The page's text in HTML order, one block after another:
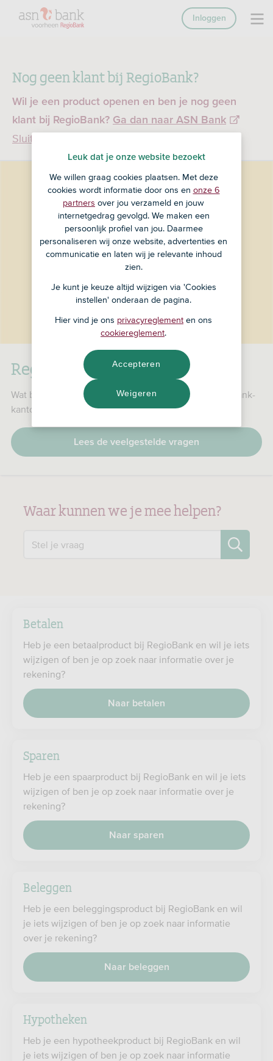
Nog geen klant bij RegioBank?
Wil je een product openen en ben je nog geen
klant bij RegioBank? Ga dan naar ASN Bank
Sluiten
Inloggen
RegioBank is nu ASN Bank
Wat betekent dat voor jou, je producten en je RegioBank-
kantoor?
Lees de veelgestelde vragen
Waar kunnen we je mee helpen?
Stel je vraag
Betalen
Heb je een betaalproduct bij RegioBank en wil je iets
wijzigen of ben je op zoek naar informatie over je
rekening?
Naar betalen
Sparen
Heb je een spaarproduct bij RegioBank en wil je iets
wijzigen of ben je op zoek naar informatie over je
rekening?
Naar sparen
Beleggen
Heb je een beleggingsproduct bij RegioBank en wil
je iets wijzigen of ben je op zoek naar informatie
over je rekening?
Naar beleggen
Hypotheken
Heb je een hypotheekproduct bij RegioBank en wil
je iets wijzigen of ben je op zoek naar informatie
Leuk dat je onze website bezoekt
We willen graag cookies plaatsen. Met deze
cookies wordt informatie door ons en onze 6
partners over jou verzameld en jouw
internetgedrag gevolgd. We maken een
persoonlijk profiel van jou. Daarmee
personaliseren wij onze website, advertenties en
communicatie en laten wij je relevante inhoud
zien.
Je kunt je keuze altijd wijzigen via 'Cookies
instellen' onderaan de pagina.
Hier vind je ons privacyreglement en ons
cookiereglement.
Weigeren
Accepteren